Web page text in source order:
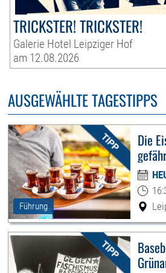
TRICKSTER! TRICKSTER!
Galerie Hotel Leipziger Hof
am 12.08.2026
AUSGEWÄHLTE TAGESTIPPS
Führung
Die